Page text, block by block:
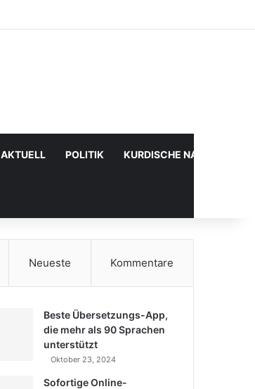
AKTUELL POLITIK KURDISCHE
Neueste Kommentare
Beste Übersetzungs-App,
die mehr als 90 Sprachen
unterstützt
Oktober 23, 2024
Sofortige Online-